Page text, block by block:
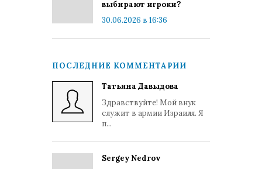
выбирают игроки?
30.06.2026 в 16:36
ПОСЛЕДНИЕ КОММЕНТАРИИ
Татьяна Давыдова
Здравствуйте! Мой внук
служит в армии Израиля. Я
п...
Sergey Nedrov